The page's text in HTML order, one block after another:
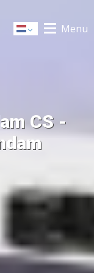
Dutch Menu
CS -